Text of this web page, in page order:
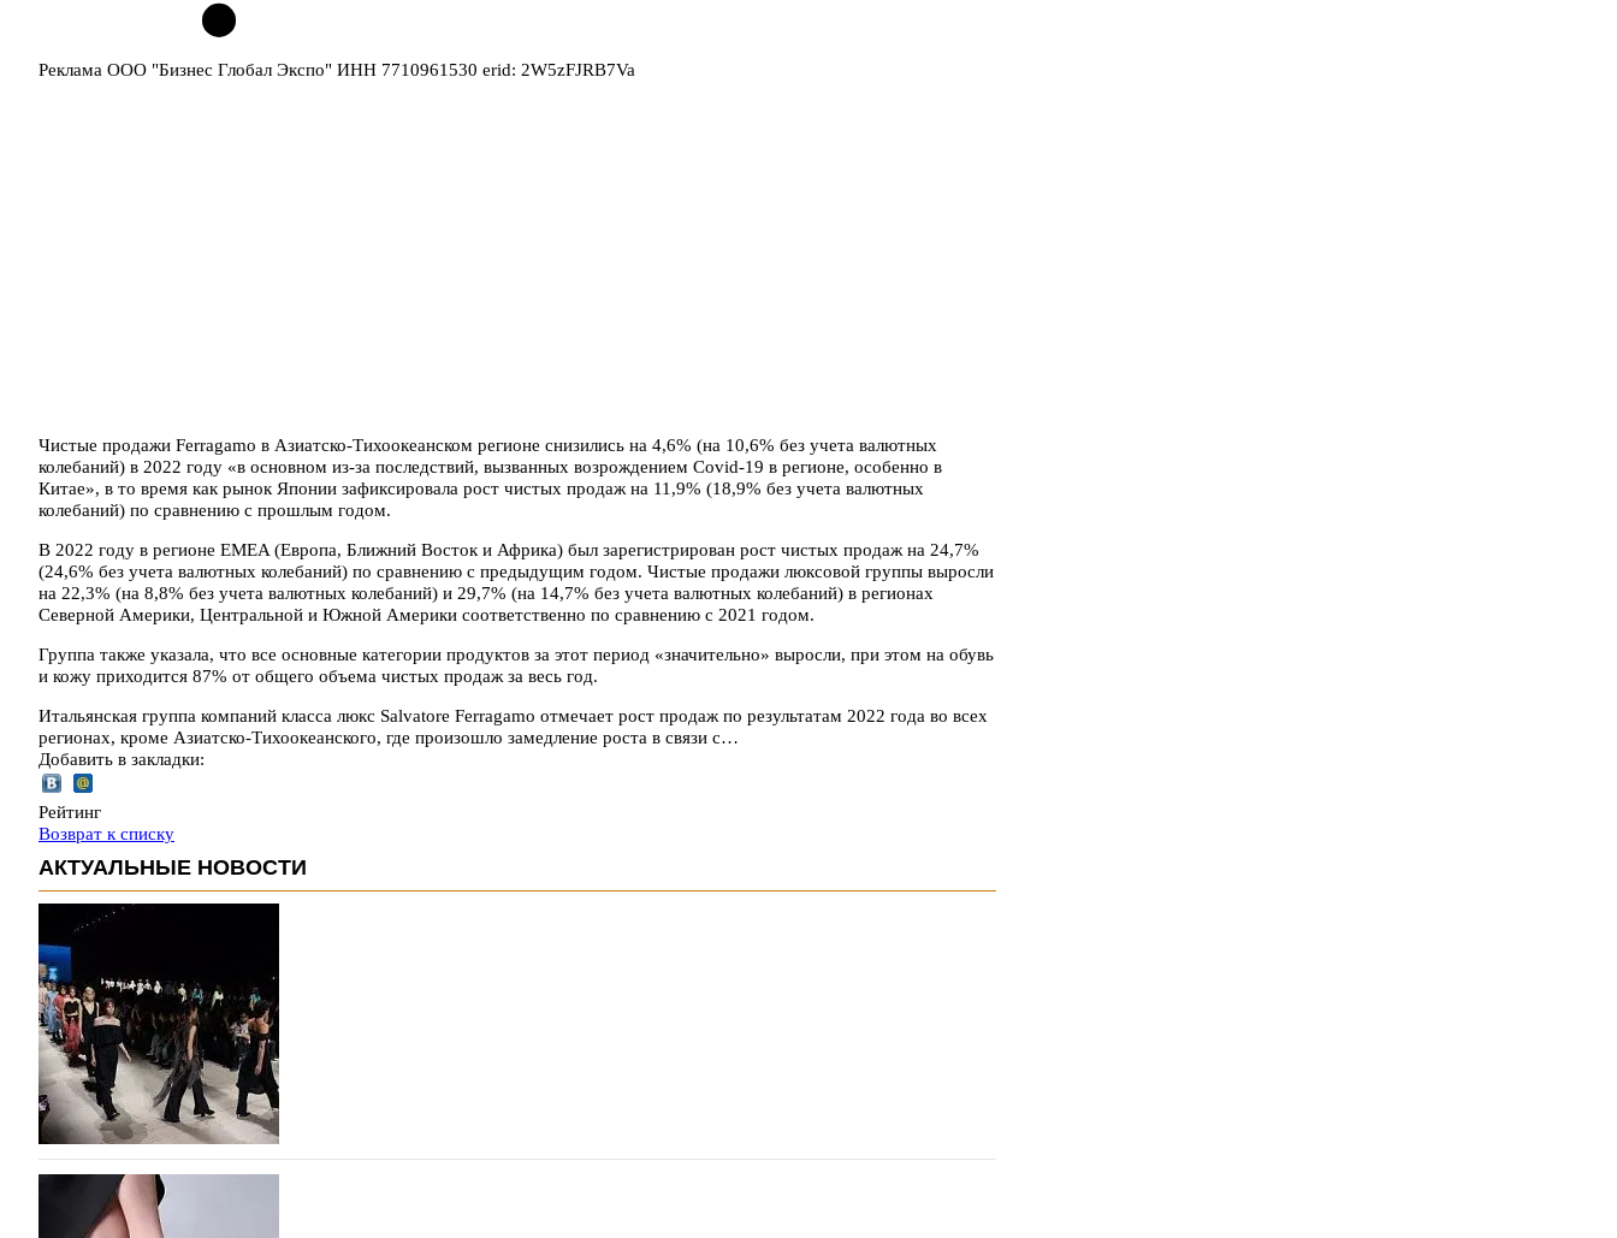
Реклама ООО "Бизнес Глобал Экспо" ИНН 7710961530 erid: 2W5zFJRB7Va
Чистые продажи Ferragamo в Азиатско-Тихоокеанском регионе снизились на 4,6% (на 10,6% без учета валютных
колебаний) в 2022 году «в основном из-за последствий, вызванных возрождением Covid-19 в регионе, особенно в
Китае», в то время как рынок Японии зафиксировала рост чистых продаж на 11,9% (18,9% без учета валютных
колебаний) по сравнению с прошлым годом.
В 2022 году в регионе EMEA (Европа, Ближний Восток и Африка) был зарегистрирован рост чистых продаж на 24,7%
(24,6% без учета валютных колебаний) по сравнению с предыдущим годом. Чистые продажи люксовой группы выросли
на 22,3% (на 8,8% без учета валютных колебаний) и 29,7% (на 14,7% без учета валютных колебаний) в регионах
Северной Америки, Центральной и Южной Америки соответственно по сравнению с 2021 годом.
Группа также указала, что все основные категории продуктов за этот период «значительно» выросли, при этом на обувь
и кожу приходится 87% от общего объема чистых продаж за весь год.
Итальянская группа компаний класса люкс Salvatore Ferragamo отмечает рост продаж по результатам 2022 года во всех
регионах, кроме Азиатско-Тихоокеанского, где произошло замедление роста в связи с…
Добавить в закладки:
Рейтинг
Возврат к списку
АКТУАЛЬНЫЕ НОВОСТИ
На участие в Московской неделе моды подано 1047 заявок